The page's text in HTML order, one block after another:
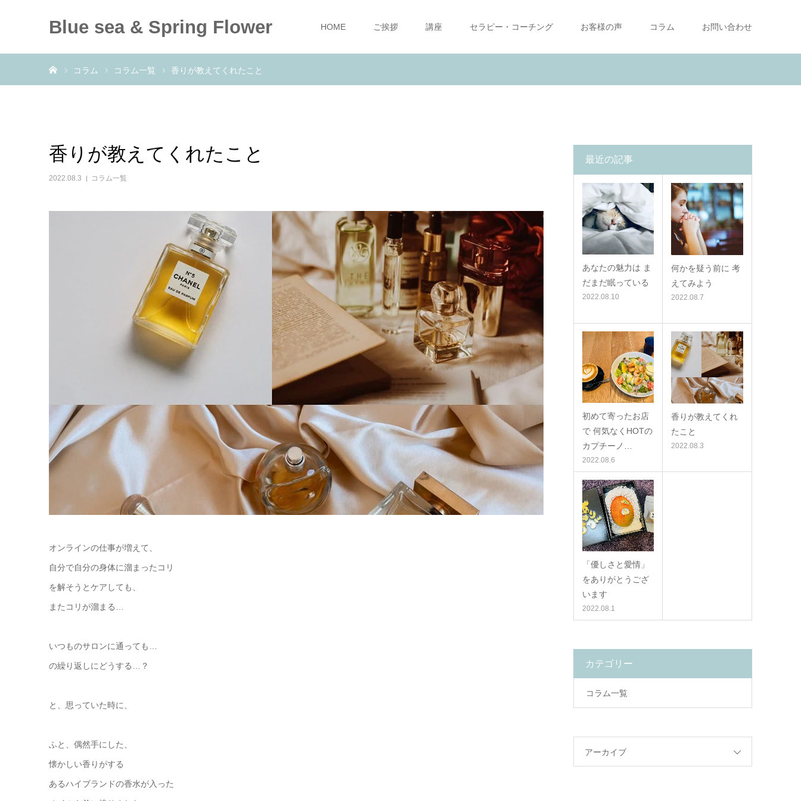
Blue sea & Spring Flower HOME ご挨拶 講座 セラピー・コーチング お客様の声 コラム お問い合わせ
コラム コラム一覧 香りが教えてくれたこと
香りが教えてくれたこと
2022.08.3 コラム一覧
オンラインの仕事が増えて、
自分で自分の身体に溜まったコリ
を解そうとケアしても、
またコリが溜まる…
いつものサロンに通っても…
の繰り返しにどうする…？
と、思っていた時に、
ふと、偶然手にした、
懐かしい香りがする
あるハイブランドの香水が入った
最近の記事
あなたの魅力は ま
だまだ眠っている
2022.08.10
何かを疑う前に 考
えてみよう
2022.08.7
初めて寄ったお店
で 何気なくHOTの
カプチーノ…
2022.08.6
香りが教えてくれ
たこと
2022.08.3
「優しさと愛情」
をありがとうござ
います
2022.08.1
カテゴリー
コラム一覧
アーカイブ